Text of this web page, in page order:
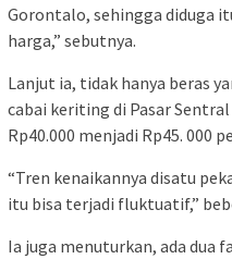
Gorontalo, sehingga diduga
harga,” sebutnya.
Lanjut ia, tidak hanya beras
cabai keriting di Pasar
Rp40.000 menjadi Rp45. 000
“Tren kenaikannya disatu
itu bisa terjadi fluktuatif,”
Ia juga menuturkan, ada dua